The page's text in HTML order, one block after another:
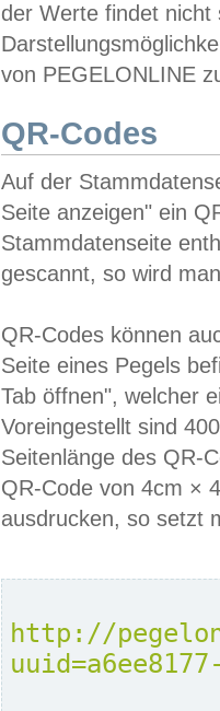
der Werte findet
von PEGELONLINE
QR-Codes
Auf der
Seite anzeigen" ein
Stammdatenseite
gescannt, so wird
QR-Codes können
Seite eines Pegels
Tab öffnen", welcher
Voreingestellt sind
Seitenlänge des QR-
QR-Code von 4cm ×
ausdrucken, so setzt
http://